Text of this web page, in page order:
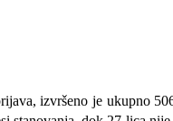
izvršeno je ukupno